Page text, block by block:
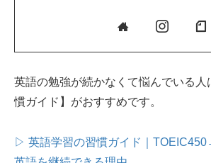
英語の勉強が続かなくて悩んでいる人
慣ガイド】がおすすめです。
▷ 英語学習の習慣ガイド｜